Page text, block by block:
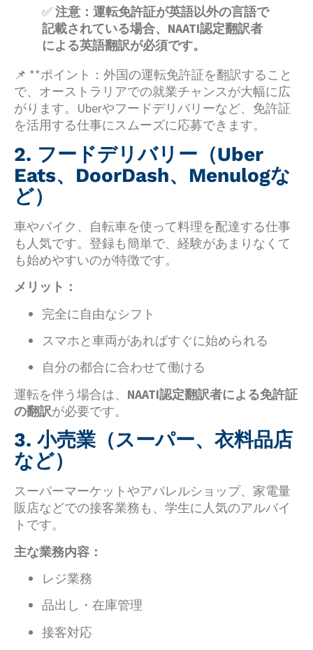
✅注意：運転免許証が英語以外の言語で
記載されている場合、NAATI認定翻訳者
による英語翻訳が必須です。
📌 **ポイント：外国の運転免許証を翻訳すること
で、オーストラリアでの就業チャンスが大幅に広
がります。Uberやフードデリバリーなど、免許証
を活用する仕事にスムーズに応募できます。
2. フードデリバリー（Uber
Eats、DoorDash、Menulogな
ど）
車やバイク、自転車を使って料理を配達する仕事
も人気です。登録も簡単で、経験があまりなくて
も始めやすいのが特徴です。
メリット：
完全に自由なシフト
スマホと車両があればすぐに始められる
自分の都合に合わせて働ける
運転を伴う場合は、 NAATI認定翻訳者による免許証
の翻訳が必要です。
3. 小売業（スーパー、衣料品店
など）
スーパーマーケットやアパレルショップ、家電量
販店などでの接客業務も、学生に人気のアルバイ
トです。
主な業務内容：
レジ業務
品出し・在庫管理
接客対応